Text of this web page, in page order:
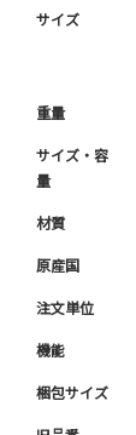
サイズ
重量
サイズ・容
量
材質
原産国
注文単位
機能
梱包サイズ